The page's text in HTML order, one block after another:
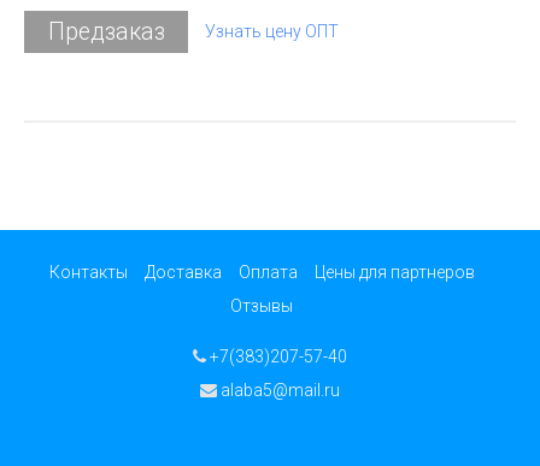
Предзаказ Узнать цену ОПТ
Контакты Доставка Оплата
Цены для партнеров
Отзывы
+7(383)207-57-40
alaba5@mail.ru